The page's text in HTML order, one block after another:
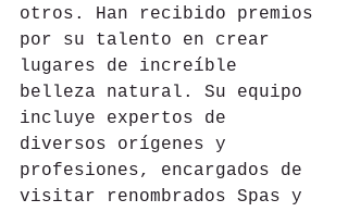
otros. Han recibido premios
por su talento en crear
lugares de increíble
belleza natural. Su equipo
incluye expertos de
diversos orígenes y
profesiones, encargados de
visitar renombrados Spas y